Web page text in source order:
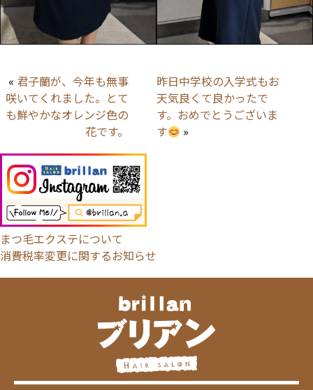
« 君子蘭が、今年も無事
咲いてくれました。とて
も鮮やかなオレンジ色の
花です。
昨日中学校の入学式もお
天気良くて良かったで
す。おめでとうございま
す
»
まつ毛エクステについて
消費税率変更に関するお知らせ